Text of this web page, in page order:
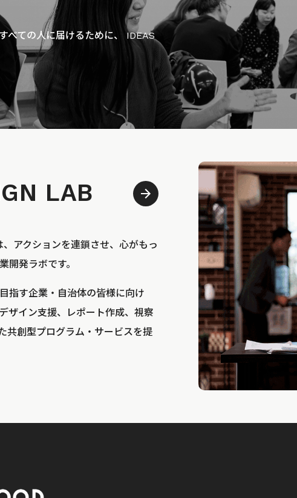
べての人に届けるために、 IDEAS
LAB
アクションを連鎖させ、心がもっ
開発ラボです。
指す企業・自治体の皆様に向け
ザイン支援、レポート作成、視察
共創型プログラム・サービスを提